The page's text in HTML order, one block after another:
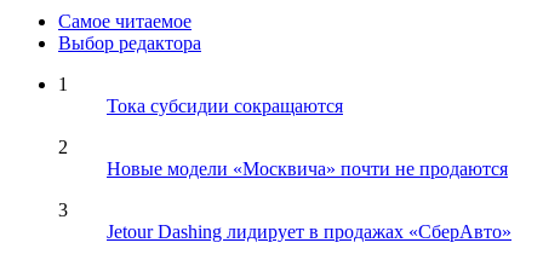
Самое читаемое
Выбор редактора
1
Тока субсидии сокращаются
2
Новые модели «Москвича» почти не продаются
3
Jetour Dashing лидирует в продажах «СберАвто»